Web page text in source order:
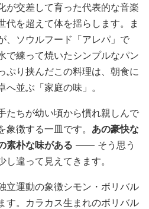
が交差して育った代表的な音楽
代を超えて体を揺らします。ま
、ソウルフード「アレパ」で
で練って焼いたシンプルなパン
ぷり挟んだこの料理は、朝食に
へ並ぶ「家庭の味」。
たちが幼い頃から慣れ親しんで
徴する一皿です。 あの豪快な
素朴な味がある —— そう思う
違って見えてきます。
立運動の象徴シモン・ボリバル
す。カラカス生まれのボリバル